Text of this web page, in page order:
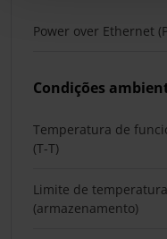
Power over Ethernet
Condições
Temperatura de
(T-T)
Limite de
(armazenamento)